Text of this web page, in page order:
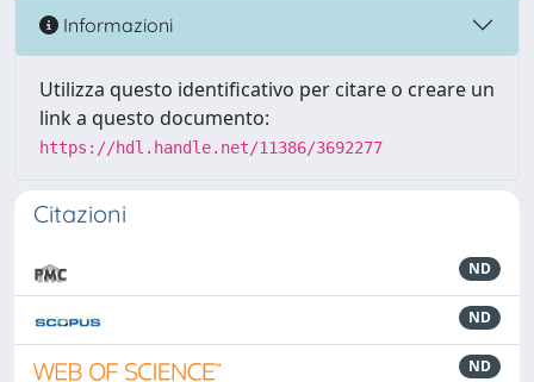
Informazioni
Utilizza questo identificativo per citare o creare un
link a questo documento:
https://hdl.handle.net/11386/3692277
Citazioni
ND
ND
ND